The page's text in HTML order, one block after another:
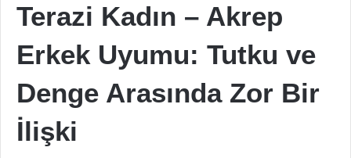
Terazi Kadın – Akrep
Erkek Uyumu: Tutku ve
Denge Arasında Zor Bir
İlişki